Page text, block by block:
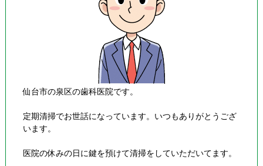
仙台市の泉区の歯科医院です。
定期清掃でお世話になっています。いつもありがとうござ
います。
医院の休みの日に鍵を預けて清掃をしていただいてます。